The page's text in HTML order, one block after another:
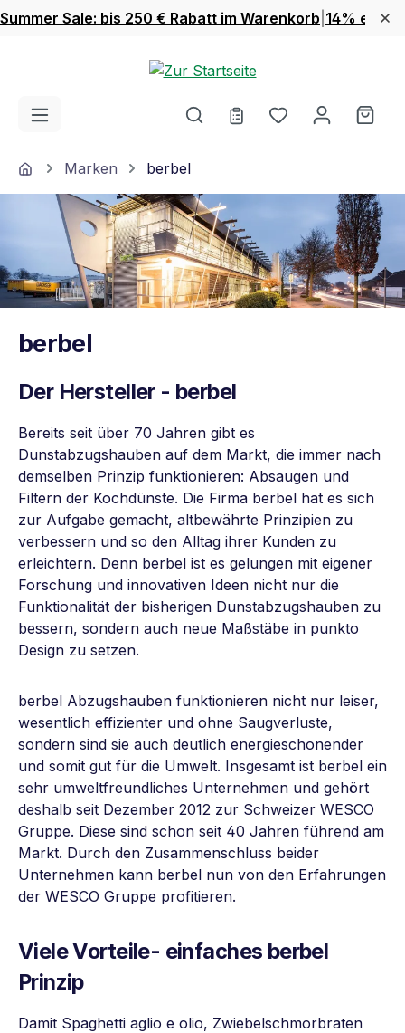
Zum Hauptinhalt springen
Summer Sale: bis 250 € Rabatt im Warenkorb 14% extra
Du hast 0
HomeMarken berbel
berbel
Der Hersteller - berbel
Bereits seit über 70 Jahren gibt es
Dunstabzugshauben auf dem Markt, die immer nach
demselben Prinzip funktionieren: Absaugen und
Filtern der Kochdünste. Die Firma berbel hat es sich
zur Aufgabe gemacht, altbewährte Prinzipien zu
verbessern und so den Alltag ihrer Kunden zu
erleichtern. Denn berbel ist es gelungen mit eigener
Forschung und innovativen Ideen nicht nur die
Funktionalität der bisherigen Dunstabzugshauben zu
bessern, sondern auch neue Maßstäbe in punkto
Design zu setzen.
berbel Abzugshauben funktionieren nicht nur leiser,
wesentlich effizienter und ohne Saugverluste,
sondern sind sie auch deutlich energieschonender
und somit gut für die Umwelt. Insgesamt ist berbel ein
sehr umweltfreundliches Unternehmen und gehört
deshalb seit Dezember 2012 zur Schweizer WESCO
Gruppe. Diese sind schon seit 40 Jahren führend am
Markt. Durch den Zusammenschluss beider
Unternehmen kann berbel nun von den Erfahrungen
der WESCO Gruppe profitieren.
VieleVorteile- einfaches berbel
Prinzip
Damit Spaghetti aglio e olio, Zwiebelschmorbraten